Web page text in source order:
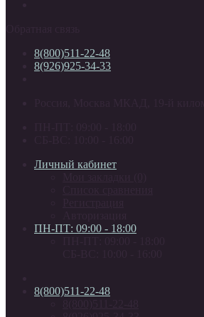
8(800)511-22-48
8(926)925-34-33
Личный кабинет
ПН-ПТ: 09:00 - 18:00
8(800)511-22-48